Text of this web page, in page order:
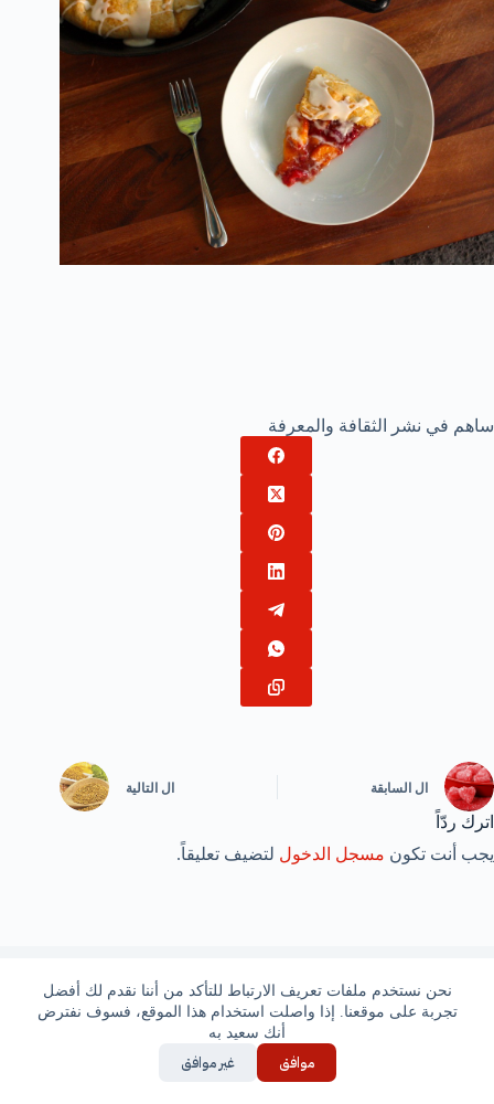
نحن نستخدم ملفات تعريف الارتباط للتأكد من أننا نقدم لك أفضل
تجربة على موقعنا. إذا واصلت استخدام هذا الموقع، فسوف نفترض
أنك سعيد به
موافق غير موافق
ساهم في نشر الثقافة والمعرفة
ال السابقة ال التالية
اترك ردّاً
يجب أنت تكون مسجل الدخول لتضيف تعليقاً.
مقالات مشابهة